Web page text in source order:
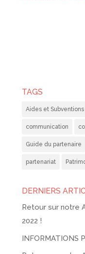
TAGS
Aides et Subventions
communication
Guide du partenaire
partenariat
DERNIERS
Retour sur notre
2022 !
INFORMATIONS